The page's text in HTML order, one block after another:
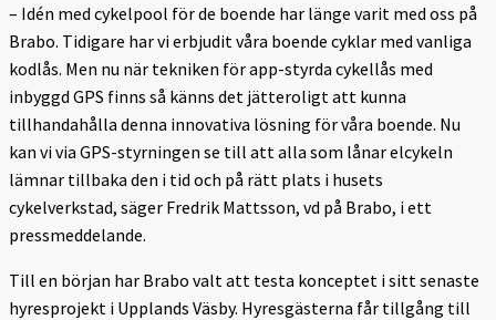
– Idén med cykelpool för de boende har länge varit med oss på
Brabo. Tidigare har vi erbjudit våra boende cyklar med vanliga
kodlås. Men nu när tekniken för app-styrda cykellås med
inbyggd GPS finns så känns det jätteroligt att kunna
tillhandahålla denna innovativa lösning för våra boende. Nu
kan vi via GPS-styrningen se till att alla som lånar elcykeln
lämnar tillbaka den i tid och på rätt plats i husets
cykelverkstad, säger Fredrik Mattsson, vd på Brabo, i ett
pressmeddelande.
Till en början har Brabo valt att testa konceptet i sitt senaste
hyresprojekt i Upplands Väsby. Hyresgästerna får tillgång till